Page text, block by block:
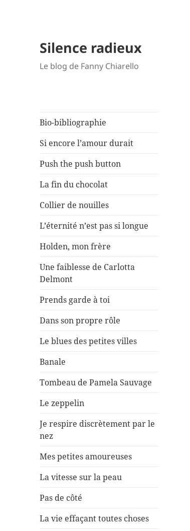
Silence radieux
Le blog de Fanny Chiarello
Bio-bibliographie
Si encore l’amour durait
Push the push button
La fin du chocolat
Collier de nouilles
L’éternité n’est pas si longue
Holden, mon frère
Une faiblesse de Carlotta
Delmont
Prends garde à toi
Dans son propre rôle
Le blues des petites villes
Banale
Tombeau de Pamela Sauvage
Le zeppelin
Je respire discrètement par le
nez
Mes petites amoureuses
La vitesse sur la peau
Pas de côté
La vie effaçant toutes choses